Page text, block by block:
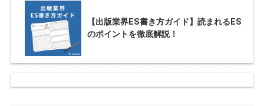
【出版業界ES書き方ガイド】読まれるES
のポイントを徹底解説！